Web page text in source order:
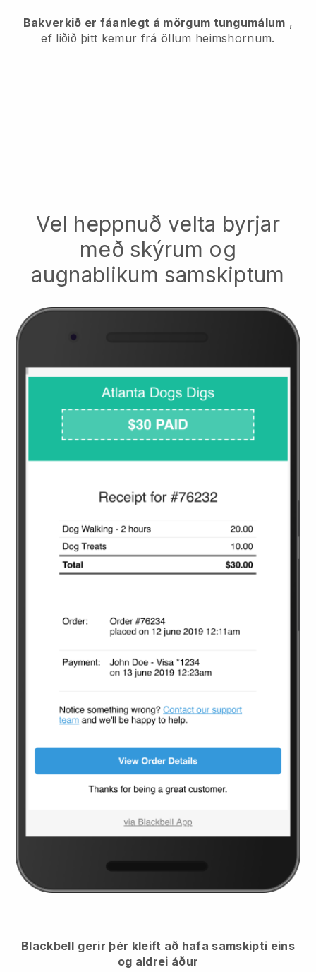
Bakverkið er fáanlegt á mörgum tungumálum ,
ef liðið þitt kemur frá öllum heimshornum.
Vel heppnuð velta byrjar
með skýrum og
augnablikum samskiptum
Blackbell gerir þér kleift að hafa samskipti eins
og aldrei áður